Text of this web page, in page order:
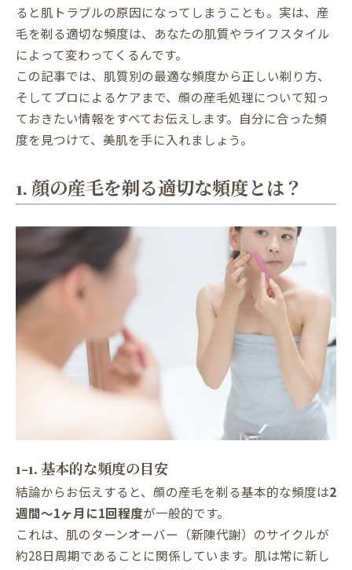
ると肌トラブルの原因になってしまうことも。実は、産
毛を剃る適切な頻度は、あなたの肌質やライフスタイル
によって変わってくるんです。
この記事では、肌質別の最適な頻度から正しい剃り方、
そしてプロによるケアまで、顔の産毛処理について知っ
ておきたい情報をすべてお伝えします。自分に合った頻
度を見つけて、美肌を手に入れましょう。
1. 顔の産毛を剃る適切な頻度とは？
1-1. 基本的な頻度の目安
結論からお伝えすると、顔の産毛を剃る基本的な頻度は2
週間〜1ヶ月に1回程度が一般的です。
これは、肌のターンオーバー（新陳代謝）のサイクルが
約28日周期であることに関係しています。肌は常に新し